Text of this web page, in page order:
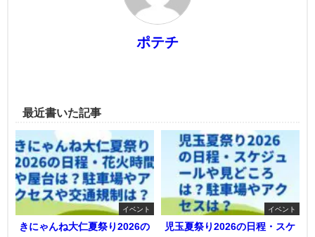
ポテチ
最近書いた記事
イベント
きにゃんね大仁夏祭り2026の
イベント
児玉夏祭り2026の日程・スケ